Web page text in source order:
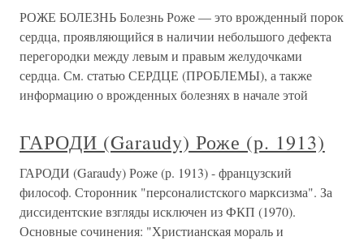
РОЖЕ БОЛЕЗНЬ Болезнь Роже — это врожденный порок
сердца, проявляющийся в наличии небольшого дефекта
перегородки между левым и правым желудочками
сердца. См. статью СЕРДЦЕ (ПРОБЛЕМЫ), а также
информацию о врожденных болезнях в начале этой
ГАРОДИ (Garaudy) Роже (р. 1913)
ГАРОДИ (Garaudy) Роже (р. 1913) - французский
философ. Сторонник "персоналистского марксизма". За
диссидентские взгляды исключен из ФКП (1970).
Основные сочинения: "Христианская мораль и